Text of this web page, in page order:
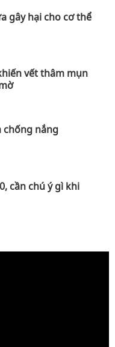
gây hại cho cơ thể
vết thâm mụn
chống nắng
cần chú ý gì khi